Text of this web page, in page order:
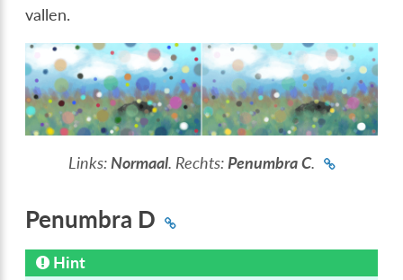
vallen.
Links: Normaal. Rechts: Penumbra C.
Penumbra D
Hint